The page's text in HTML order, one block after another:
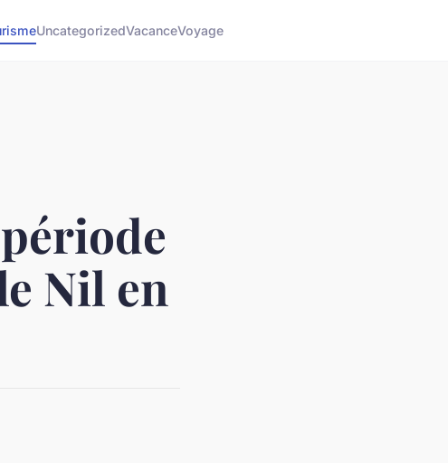
UncategorizedVacanceVoyage
Nil en